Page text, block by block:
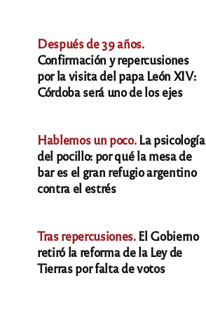
Después de 39 años.
Confirmación y repercusiones
por la visita del papa León XIV:
Córdoba será uno de los ejes
Hablemos un poco.La psicología
del pocillo: por qué la mesa de
bar es el gran refugio argentino
contra el estrés
Tras repercusiones.El Gobierno
retiró la reforma de la Ley de
Tierras por falta de votos